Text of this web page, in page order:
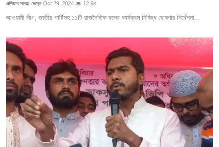
এশিয়ান সময়: ডেস্ক Oct 29, 2024 12.6k
আওয়ামী লীগ, জাতীয় পার্টিসহ ১১টি রাজনৈতিক দলের কার্যক্রম নিষিদ্ধ ঘোষণার নির্দেশনা...